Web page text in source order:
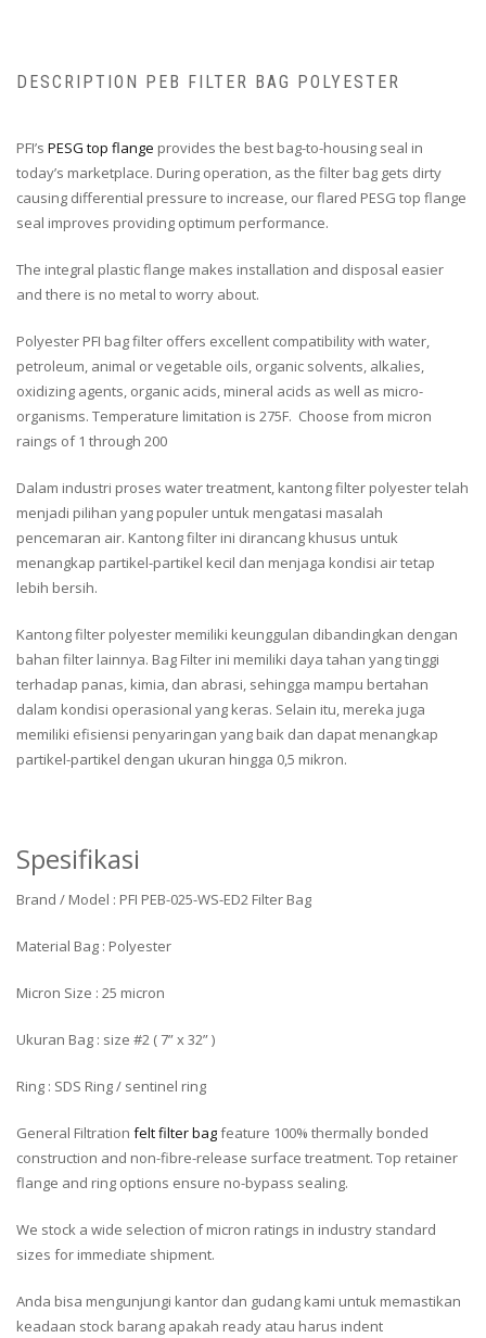
DESCRIPTION PEB FILTER BAG POLYESTER
PFI’s PESG top flange provides the best bag-to-housing seal in
today’s marketplace. During operation, as the filter bag gets dirty
causing differential pressure to increase, our flared PESG top flange
seal improves providing optimum performance.
The integral plastic flange makes installation and disposal easier
and there is no metal to worry about.
Polyester PFI bag filter offers excellent compatibility with water,
petroleum, animal or vegetable oils, organic solvents, alkalies,
oxidizing agents, organic acids, mineral acids as well as micro-
organisms. Temperature limitation is 275F. Choose from micron
raings of 1 through 200
Dalam industri proses water treatment, kantong filter polyester telah
menjadi pilihan yang populer untuk mengatasi masalah
pencemaran air. Kantong filter ini dirancang khusus untuk
menangkap partikel-partikel kecil dan menjaga kondisi air tetap
lebih bersih.
Kantong filter polyester memiliki keunggulan dibandingkan dengan
bahan filter lainnya. Bag Filter ini memiliki daya tahan yang tinggi
terhadap panas, kimia, dan abrasi, sehingga mampu bertahan
dalam kondisi operasional yang keras. Selain itu, mereka juga
memiliki efisiensi penyaringan yang baik dan dapat menangkap
partikel-partikel dengan ukuran hingga 0,5 mikron.
Spesifikasi
Brand / Model : PFI PEB-025-WS-ED2 Filter Bag
Material Bag : Polyester
Micron Size : 25 micron
Ukuran Bag : size #2 ( 7” x 32” )
Ring : SDS Ring / sentinel ring
General Filtration felt filter bagfeature 100% thermally bonded
construction and non-fibre-release surface treatment. Top retainer
flange and ring options ensure no-bypass sealing.
We stock a wide selection of micron ratings in industry standard
sizes for immediate shipment.
Anda bisa mengunjungi kantor dan gudang kami untuk memastikan
keadaan stock barang apakah ready atau harus indent